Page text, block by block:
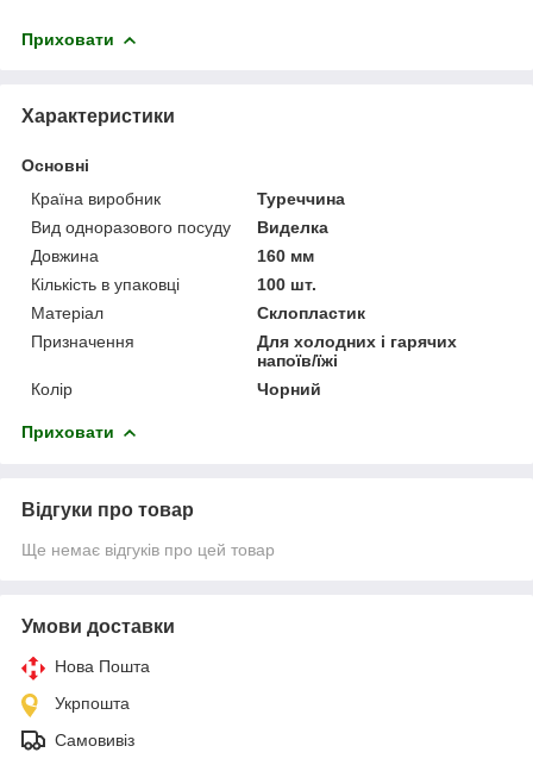
Приховати
Характеристики
Основні
Країна виробник
Туреччина
Вид одноразового посуду
Виделка
Довжина
160 мм
Кількість в упаковці
100 шт.
Матеріал
Склопластик
Призначення
Для холодних і гарячих
напоїв/їжі
Колір
Чорний
Приховати
Відгуки про товар
Ще немає відгуків про цей товар
Умови доставки
Нова Пошта
Укрпошта
Самовивіз